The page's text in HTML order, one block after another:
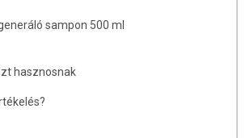
sampon 500 ml
hasznosnak